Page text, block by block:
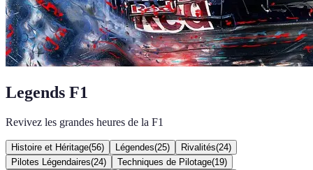
Legends F1
Revivez les grandes heures de la F1
Histoire et Héritage(56) Légendes(25) Rivalités(24)
Pilotes Légendaires(24) Techniques de Pilotage(19)